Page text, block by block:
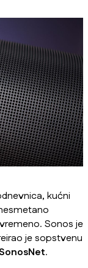
kućni
Sonos je
je sopstvenu
.